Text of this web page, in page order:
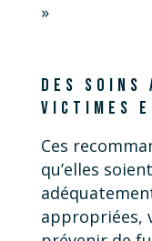
»
DES SOINS
VICTIMES
Ces
qu’elles
appropriées,